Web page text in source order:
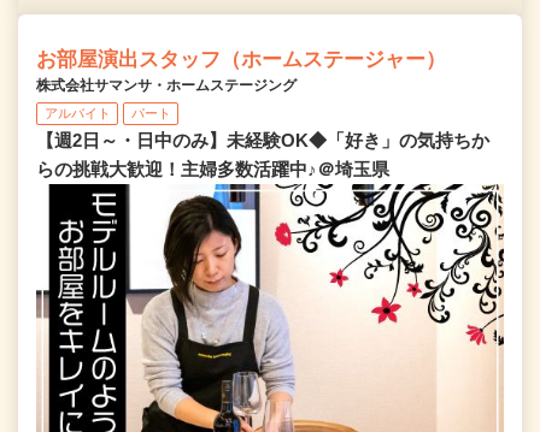
お部屋演出スタッフ（ホームステージャー）
株式会社サマンサ・ホームステージング
アルバイト パート
【週2日～・日中のみ】未経験OK◆「好き」の気持ちか
らの挑戦大歓迎！主婦多数活躍中♪＠埼玉県